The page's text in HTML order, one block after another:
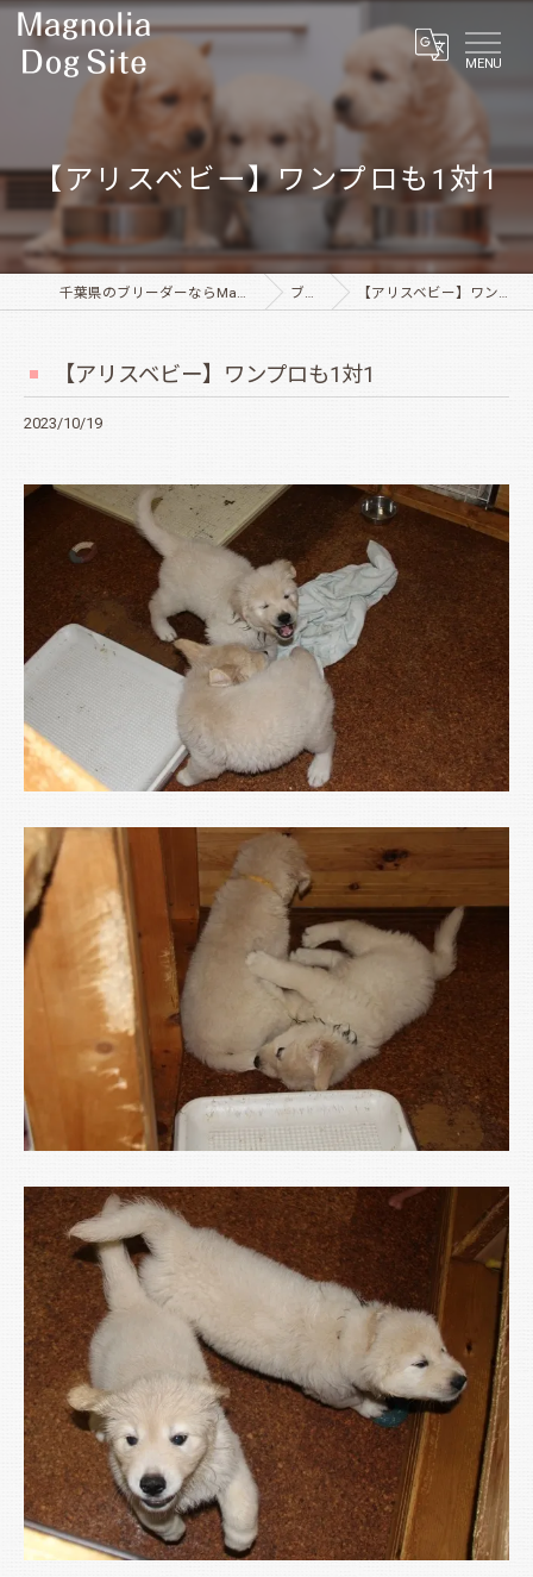
MENU
【アリスベビー】ワンプロも1対1
千葉県のブリーダーならMagnolia Dog Site ブログ 【アリスベビー】ワンプロも1対1
【アリスベビー】ワンプロも1対1
2023/10/19